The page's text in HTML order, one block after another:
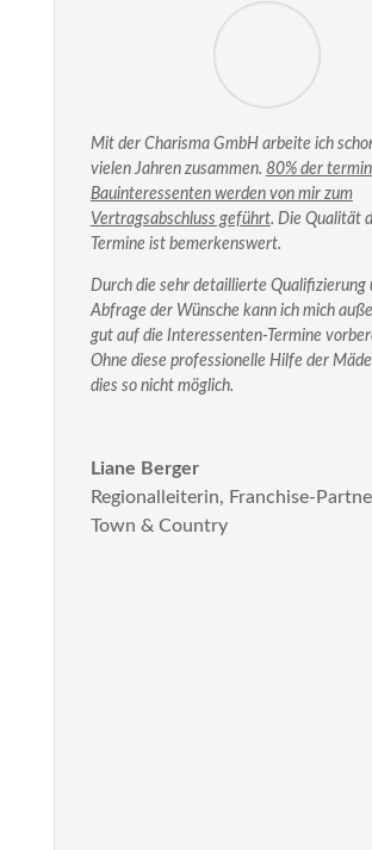
Mit der Charisma GmbH arbeite ich
vielen Jahren zusammen. 80% der
Bauinteressenten werden von mir zum
Vertragsabschluss geführt. Die Qualität
Termine ist bemerkenswert.
Durch die sehr detaillierte Qualifizierung
Abfrage der Wünsche kann ich mich
gut auf die Interessenten-Termine
Ohne diese professionelle Hilfe der
dies so nicht möglich.
Liane Berger
Regionalleiterin, Franchise-
Town & Country